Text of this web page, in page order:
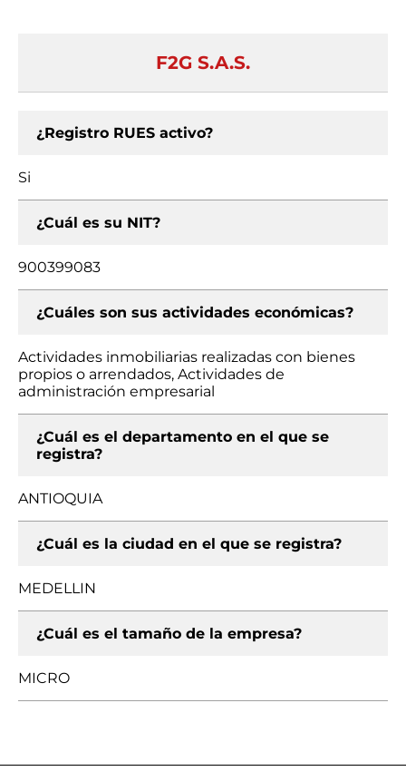
F2G S.A.S.
¿Registro RUES activo?
Si
¿Cuál es su NIT?
900399083
¿Cuáles son sus actividades económicas?
Actividades inmobiliarias realizadas con bienes
propios o arrendados, Actividades de
administración empresarial
¿Cuál es el departamento en el que se
registra?
ANTIOQUIA
¿Cuál es la ciudad en el que se registra?
MEDELLIN
¿Cuál es el tamaño de la empresa?
MICRO